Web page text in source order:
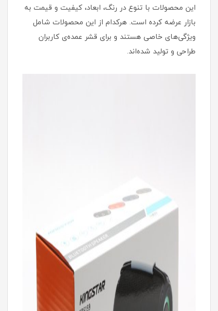
این محصولات با تنوع در رنگ، ابعاد، کیفیت و قیمت به
بازار عرضه کرده است. هرکدام از این محصولات شامل
ویژگی‌های خاصی هستند و برای قشر عمده‌‌ی کاربران
طراحی و تولید شده‌اند.